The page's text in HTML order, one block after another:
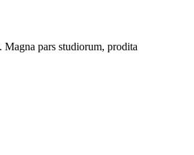
Magna pars studiorum, prodita